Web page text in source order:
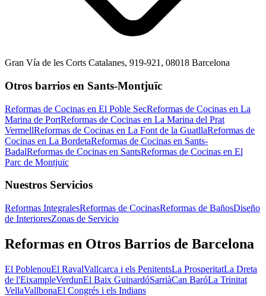
Gran Vía de les Corts Catalanes, 919-921, 08018 Barcelona
Otros barrios en Sants-Montjuïc
Reformas de Cocinas en El Poble SecReformas de Cocinas en La
Marina de PortReformas de Cocinas en La Marina del Prat
VermellReformas de Cocinas en La Font de la GuatllaReformas de
Cocinas en La BordetaReformas de Cocinas en Sants-
BadalReformas de Cocinas en SantsReformas de Cocinas en El
Parc de Montjuïc
Nuestros Servicios
Reformas IntegralesReformas de CocinasReformas de BañosDiseño
de InterioresZonas de Servicio
Reformas en Otros Barrios de Barcelona
El PoblenouEl RavalVallcarca i els PenitentsLa ProsperitatLa Dreta
de l'EixampleVerdunEl Baix GuinardóSarriàCan BaróLa Trinitat
VellaVallbonaEl Congrés i els Indians